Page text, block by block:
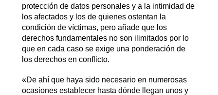
protección de datos personales y a la intimidad de
los afectados y los de quienes ostentan la
condición de víctimas, pero añade que los
derechos fundamentales no son ilimitados por lo
que en cada caso se exige una ponderación de
los derechos en conflicto.
«De ahí que haya sido necesario en numerosas
ocasiones establecer hasta dónde llegan unos y